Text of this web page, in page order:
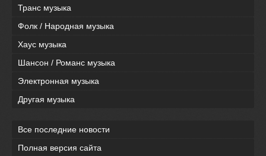
Транс музыка
Фолк / Народная музыка
Хаус музыка
Шансон / Романс музыка
Электронная музыка
Другая музыка
Все последние новости
Полная версия сайта